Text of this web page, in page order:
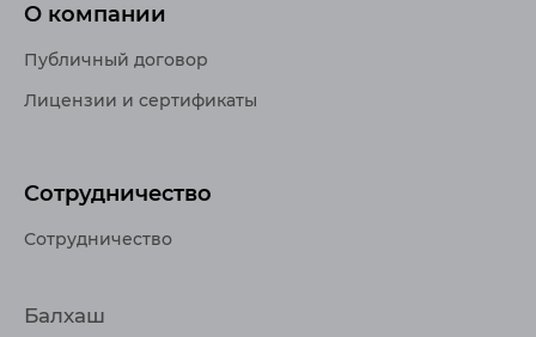
О компании
Публичный договор
Лицензии и сертификаты
Сотрудничество
Сотрудничество
Балхаш